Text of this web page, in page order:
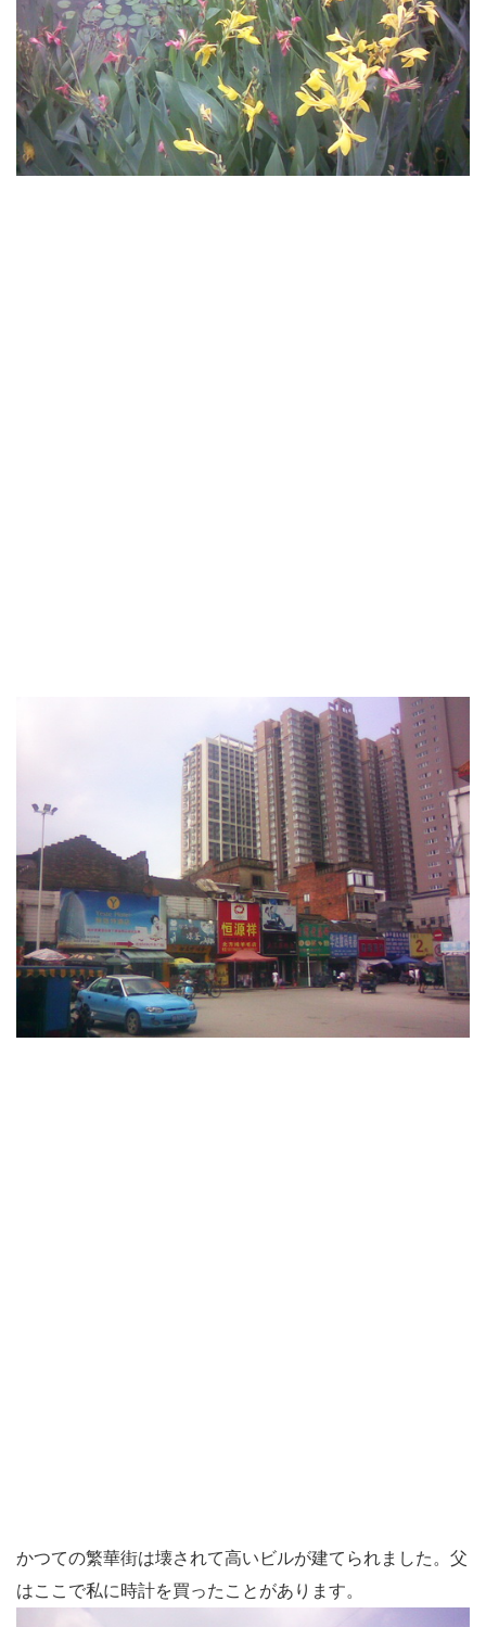
かつての繁華街は壊されて高いビルが建てられました。父
はここで私に時計を買ったことがあります。